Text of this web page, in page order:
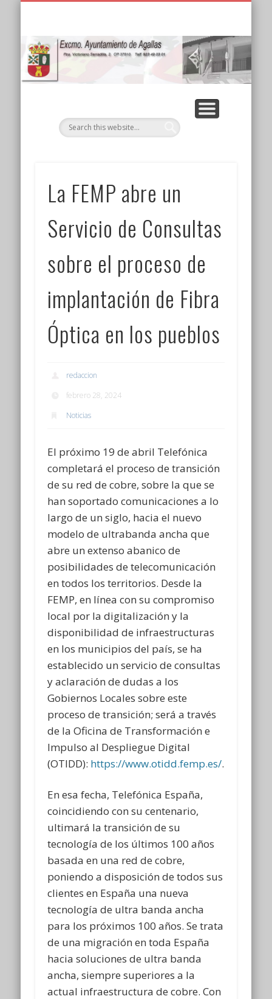
La FEMP abre un
Servicio de Consultas
sobre el proceso de
implantación de Fibra
Óptica en los pueblos
redaccion
febrero 28, 2024
Noticias
El próximo 19 de abril Telefónica
completará el proceso de transición
de su red de cobre, sobre la que se
han soportado comunicaciones a lo
largo de un siglo, hacia el nuevo
modelo de ultrabanda ancha que
abre un extenso abanico de
posibilidades de telecomunicación
en todos los territorios. Desde la
FEMP, en línea con su compromiso
local por la digitalización y la
disponibilidad de infraestructuras
en los municipios del país, se ha
establecido un servicio de consultas
y aclaración de dudas a los
Gobiernos Locales sobre este
proceso de transición; será a través
de la Oficina de Transformación e
Impulso al Despliegue Digital
(OTIDD): https://www.otidd.femp.es/.
En esa fecha, Telefónica España,
coincidiendo con su centenario,
ultimará la transición de su
tecnología de los últimos 100 años
basada en una red de cobre,
poniendo a disposición de todos sus
clientes en España una nueva
tecnología de ultra banda ancha
para los próximos 100 años. Se trata
de una migración en toda España
hacia soluciones de ultra banda
ancha, siempre superiores a la
actual infraestructura de cobre. Con